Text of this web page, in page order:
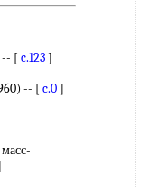
-- [ c.123]
-- [ c.0]